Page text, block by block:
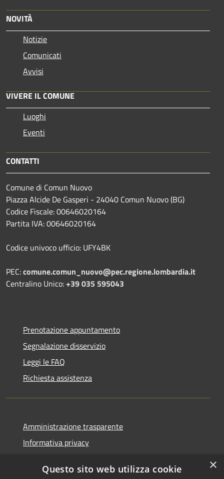
NOVITÀ
Notizie
Comunicati
Avvisi
VIVERE IL COMUNE
Luoghi
Eventi
CONTATTI
Comune di Comun Nuovo
Piazza Alcide De Gasperi - 24040 Comun Nuovo (BG)
Codice Fiscale: 00646020164
Partita IVA: 00646020164
Codice univoco ufficio: UFY4BK
PEC:comune.comun_nuovo@pec.regione.lombardia.it
Centralino Unico:+39 035 595043
Prenotazione appuntamento
Segnalazione disservizio
Leggi le FAQ
Richiesta assistenza
Amministrazione trasparente
Informativa privacy
Dichiarazione di accessibilità
×
Questo sito web utilizza cookie